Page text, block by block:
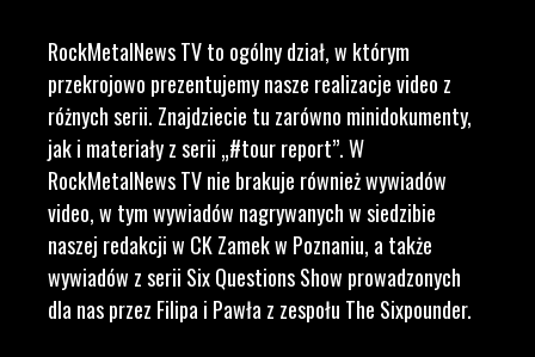
RockMetalNews TV to ogólny dział, w którym
przekrojowo prezentujemy nasze realizacje video z
różnych serii. Znajdziecie tu zarówno minidokumenty,
jak i materiały z serii „#tour report”. W
RockMetalNews TV nie brakuje również wywiadów
video, w tym wywiadów nagrywanych w siedzibie
naszej redakcji w CK Zamek w Poznaniu, a także
wywiadów z serii Six Questions Show prowadzonych
dla nas przez Filipa i Pawła z zespołu The Sixpounder.